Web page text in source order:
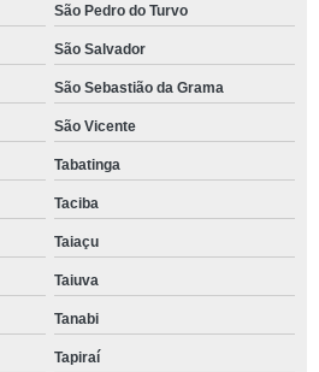
São Pedro do Turvo
São Salvador
São Sebastião da Grama
São Vicente
Tabatinga
Taciba
Taiaçu
Taiuva
Tanabi
Tapiraí